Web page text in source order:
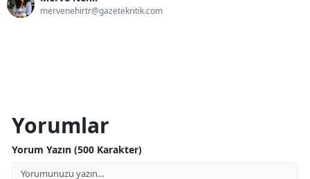
mervenehirtr@gazetekritik.com
Yorumlar
Yorum Yazın (500 Karakter)